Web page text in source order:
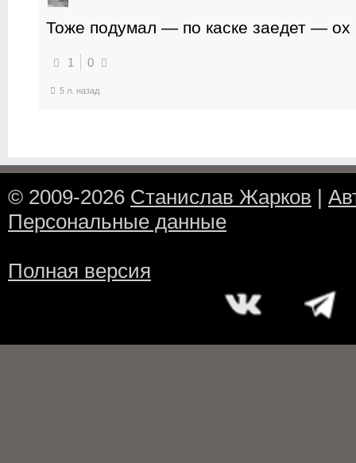
Тоже подумал — по каске заедет — ох
1 0
5 л. назад
© 2009-2026 Станислав Жарков |
Персональные данные
Полная версия